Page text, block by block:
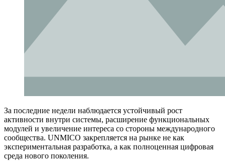
За последние недели наблюдается устойчивый рост
активности внутри системы, расширение функциональных
модулей и увеличение интереса со стороны международного
сообщества. UNMICO закрепляется на рынке не как
экспериментальная разработка, а как полноценная цифровая
среда нового поколения.